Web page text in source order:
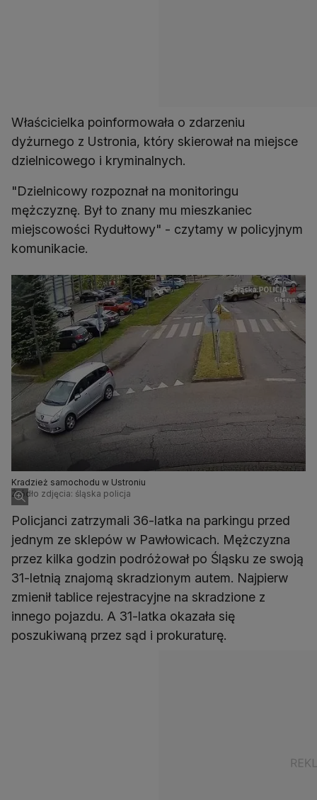
Właścicielka poinformowała o zdarzeniu
dyżurnego z Ustronia, który skierował na miejsce
dzielnicowego i kryminalnych.
"Dzielnicowy rozpoznał na monitoringu
mężczyznę. Był to znany mu mieszkaniec
miejscowości Rydułtowy" - czytamy w policyjnym
komunikacie.
Kradzież samochodu w Ustroniu
Źródło zdjęcia: śląska policja
Policjanci zatrzymali 36-latka na parkingu przed
jednym ze sklepów w Pawłowicach. Mężczyzna
przez kilka godzin podróżował po Śląsku ze swoją
31-letnią znajomą skradzionym autem. Najpierw
zmienił tablice rejestracyjne na skradzione z
innego pojazdu. A 31-latka okazała się
poszukiwaną przez sąd i prokuraturę.